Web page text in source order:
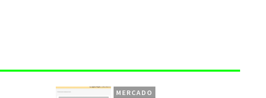
MERCADO